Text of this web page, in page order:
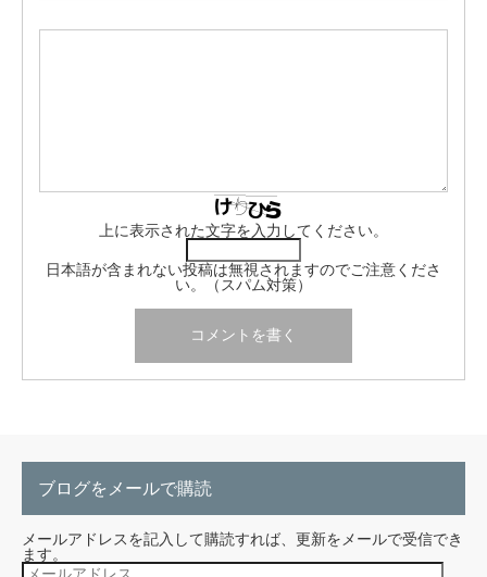
上に表示された文字を入力してください。
日本語が含まれない投稿は無視されますのでご注意くださ
い。（スパム対策）
ブログをメールで購読
メールアドレスを記入して購読すれば、更新をメールで受信でき
ます。
メ